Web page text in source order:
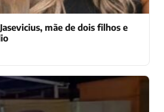
mãe de dois filhos e